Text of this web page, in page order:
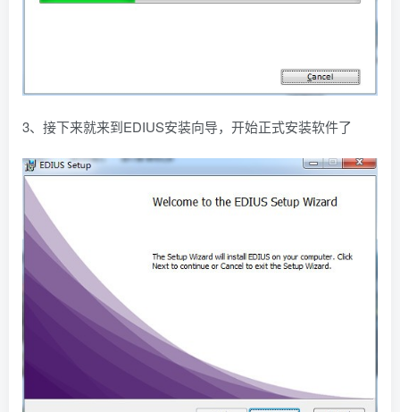
3、接下来就来到EDIUS安装向导，开始正式安装软件了